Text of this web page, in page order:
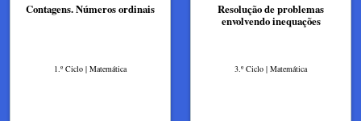
Contagens. Números ordinais
1.º Ciclo | Matemática
Resolução de problemas
envolvendo inequações
3.º Ciclo | Matemática